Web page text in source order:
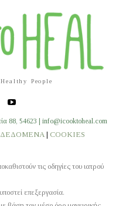
People
88, 54623 | info@icooktoheal.com
ΔΕΔΟΜΕΝΑ | COOKIES
τις οδηγίες του ιατρού
επεξεργασία.